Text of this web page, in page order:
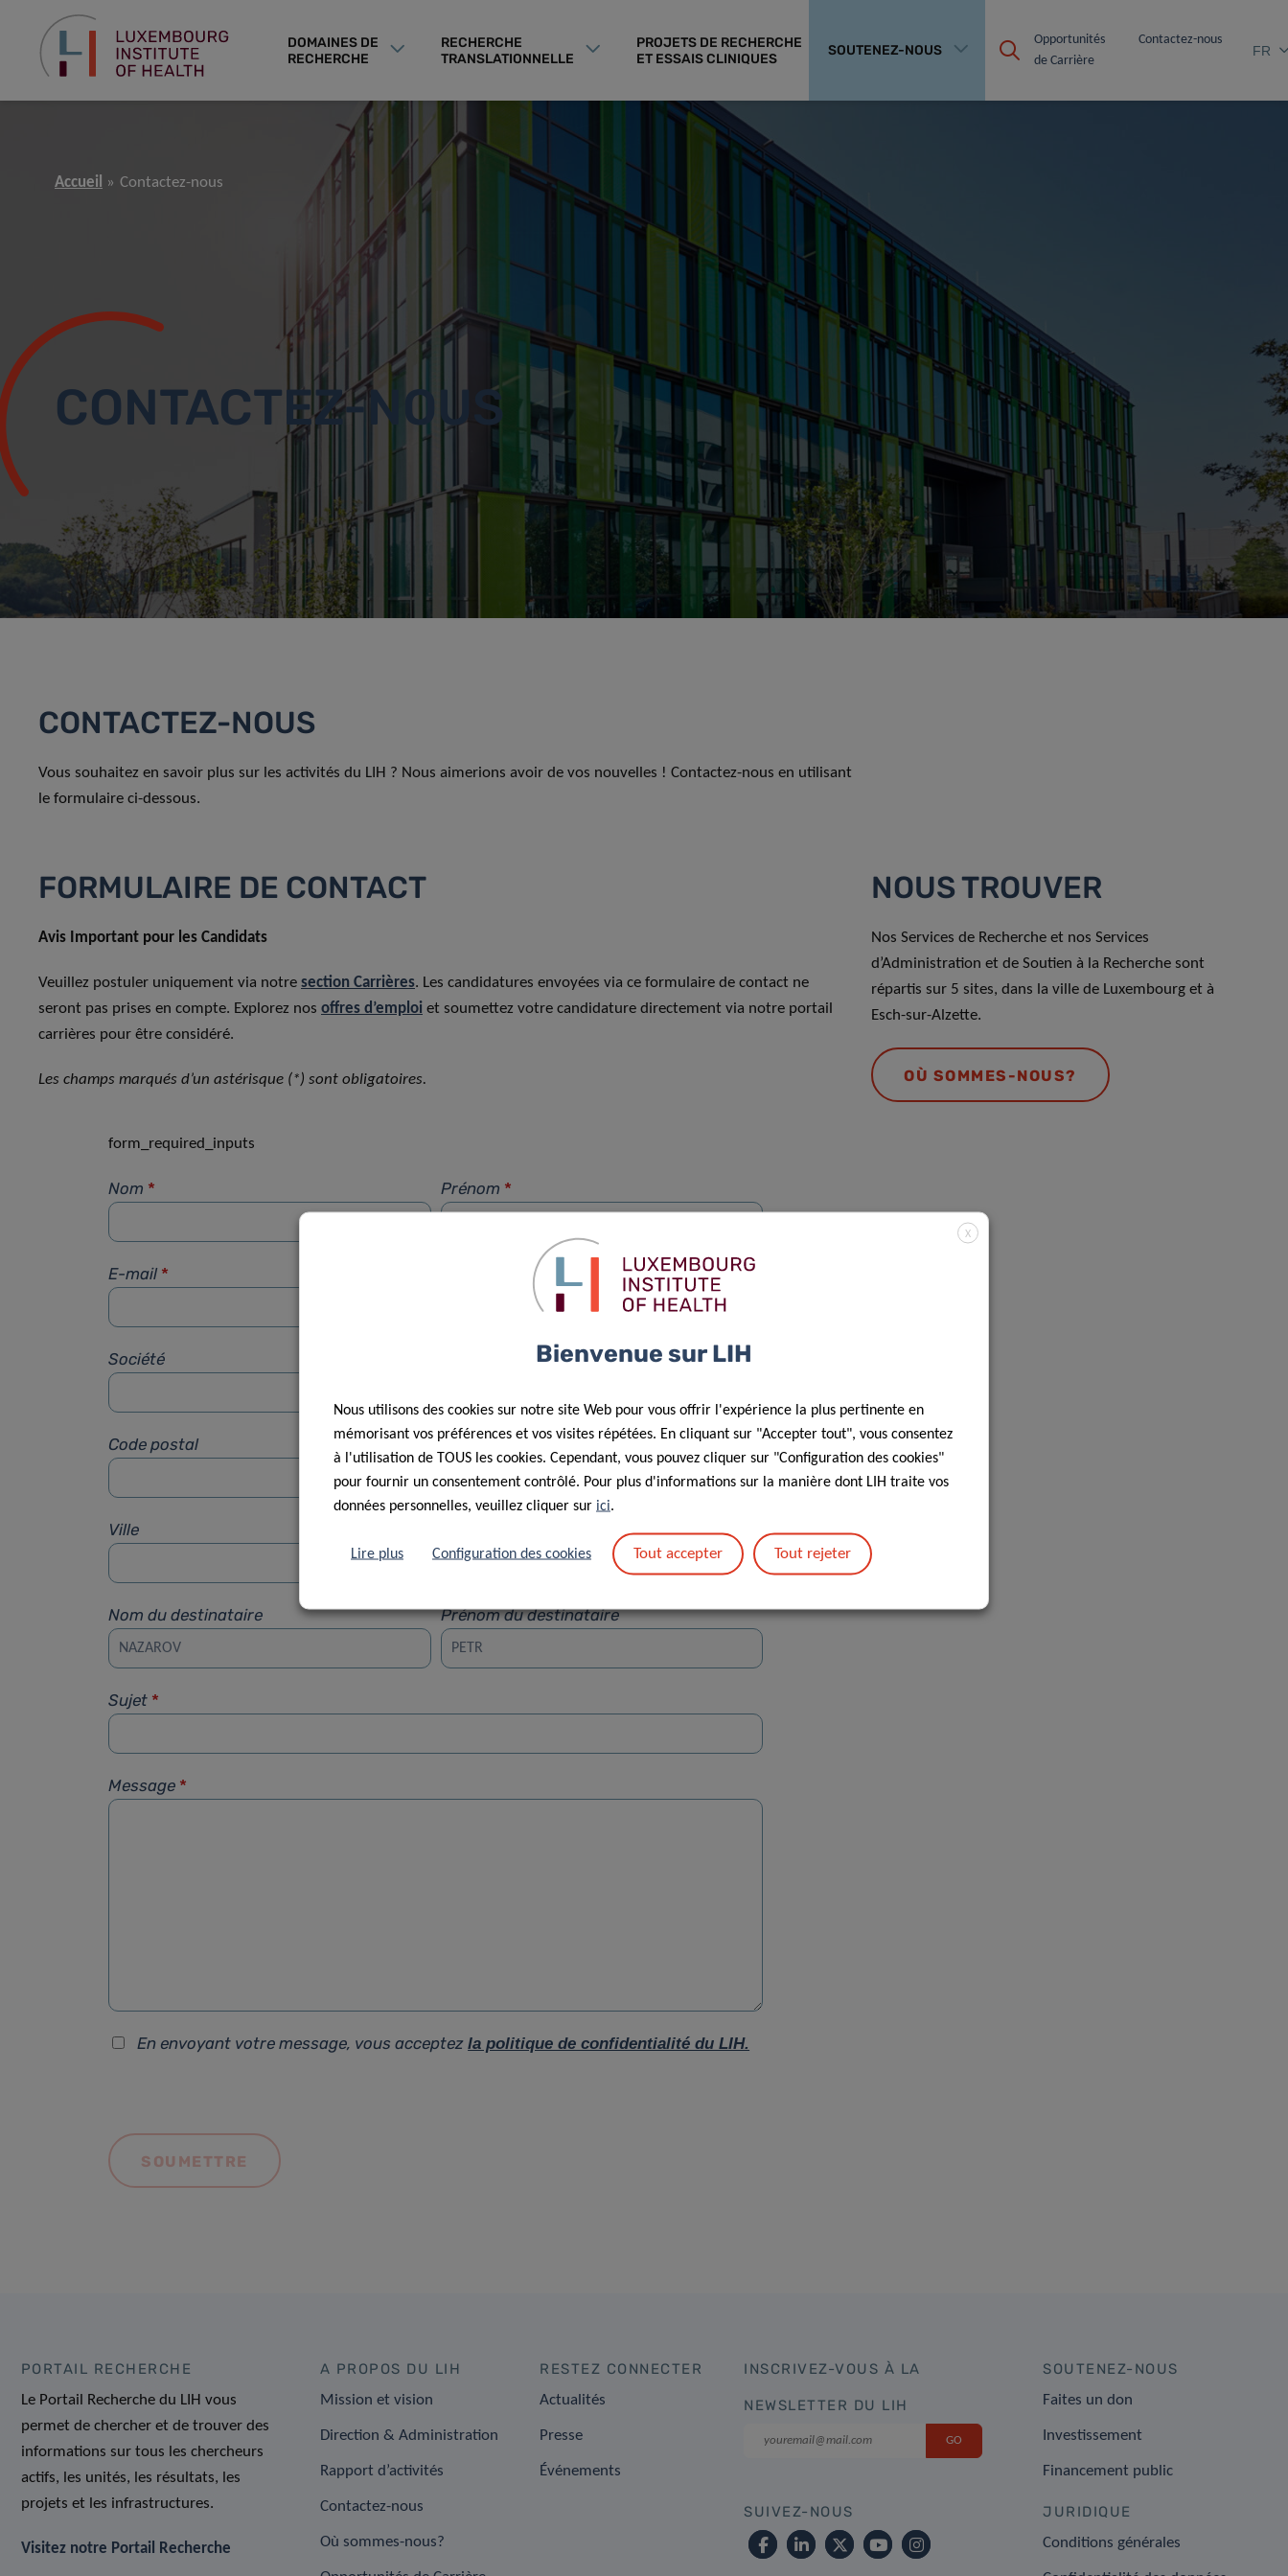
DOMAINES DE
RECHERCHE
RECHERCHE
TRANSLATIONNELLE
PROJETS DE RECHERCHE
ET ESSAIS CLINIQUES
SOUTENEZ-NOUS
Opportunités
de Carrière
Contactez-nous
FR
Accueil Contactez-nous
CONTACTEZ-NOUS
CONTACTEZ-NOUS
Vous souhaitez en savoir plus sur les activités du LIH ? Nous aimerions avoir de vos nouvelles ! Contactez-nous en utilisant
le formulaire ci-dessous.
FORMULAIRE DE CONTACT
Avis Important pour les Candidats
Veuillez postuler uniquement via notre section Carrières. Les candidatures envoyées via ce formulaire de contact ne
seront pas prises en compte. Explorez nos offres d’emploi et soumettez votre candidature directement via notre portail
carrières pour être considéré.
Les champs marqués d’un astérisque (*) sont obligatoires.
form_required_inputs
Nom * Prénom *
E-mail *
Société
Code postal Rue
Ville
Nom du destinataire Prénom du destinataire
Sujet *
Message *
En envoyant votre message, vous acceptezla politique de confidentialité du LIH.
NOUS TROUVER
Nos Services de Recherche et nos Services
d’Administration et de Soutien à la Recherche sont
répartis sur 5 sites, dans la ville de Luxembourg et à
Esch-sur-Alzette.
OÙ SOMMES-NOUS?
PORTAIL RECHERCHE
Le Portail Recherche du LIH vous
permet de chercher et de trouver des
informations sur tous les chercheurs
actifs, les unités, les résultats, les
projets et les infrastructures.
Visitez notre Portail Recherche
A PROPOS DU LIH
Mission et vision
Direction & Administration
Rapport d’activités
Contactez-nous
Où sommes-nous?
RESTEZ CONNECTER
Actualités
Presse
Événements
INSCRIVEZ-VOUS À LA
NEWSLETTER DU LIH
SUIVEZ-NOUS
SOUTENEZ-NOUS
Faites un don
Investissement
Financement public
JURIDIQUE
Conditions générales
X
Bienvenue sur LIH
Nous utilisons des cookies sur notre site Web pour vous offrir l'expérience la plus pertinente en
mémorisant vos préférences et vos visites répétées. En cliquant sur "Accepter tout", vous consentez
à l'utilisation de TOUS les cookies. Cependant, vous pouvez cliquer sur "Configuration des cookies"
pour fournir un consentement contrôlé. Pour plus d'informations sur la manière dont LIH traite vos
données personnelles, veuillez cliquer sur ici.
Lire plus Configuration des cookies Tout accepter Tout rejeter